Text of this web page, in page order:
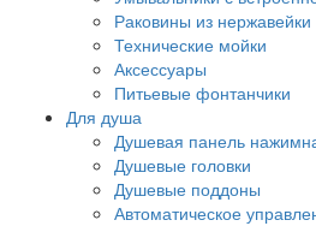
Раковины из нержавейки
Технические мойки
Аксессуары
Питьевые фонтанчики
Для душа
Душевая панель
Душевые головки
Душевые поддоны
Автоматическое